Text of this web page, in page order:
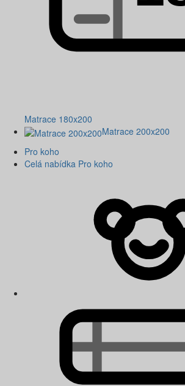
Matrace 180x200
Matrace 200x200
Pro koho
Celá nabídka Pro koho